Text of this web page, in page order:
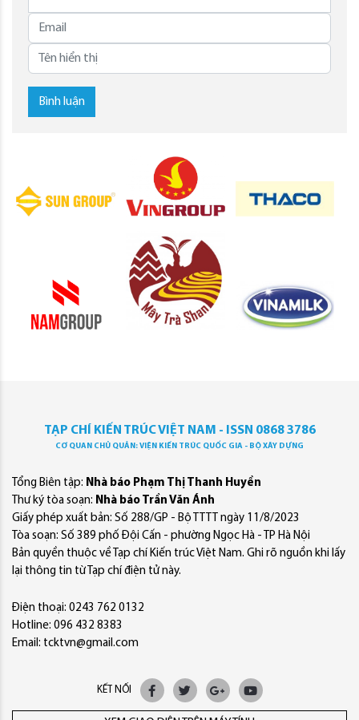
Bình luận
TẠP CHÍ KIẾN TRÚC VIỆT NAM - ISSN 0868 3786
CƠ QUAN CHỦ QUẢN: VIỆN KIẾN TRÚC QUỐC GIA - BỘ XÂY DỰNG
Tổng Biên tập: Nhà báo Phạm Thị Thanh Huyền
Thư ký tòa soạn: Nhà báo Trần Văn Ánh
Giấy phép xuất bản: Số 288/GP - Bộ TTTT ngày 11/8/2023
Tòa soạn: Số 389 phố Đội Cấn - phường Ngọc Hà - TP Hà Nội
Bản quyền thuộc về Tạp chí Kiến trúc Việt Nam. Ghi rõ nguồn khi lấy
lại thông tin từ Tạp chí điện tử này.
Điện thoại: 0243 762 0132
Hotline: 096 432 8383
Email: tcktvn@gmail.com
KẾT NỐI